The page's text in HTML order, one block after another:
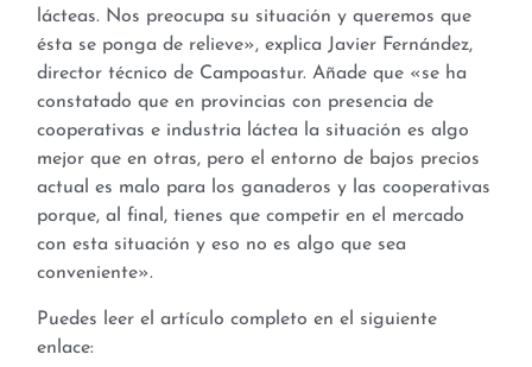
lácteas. Nos preocupa su situación y queremos que
ésta se ponga de relieve», explica Javier Fernández,
director técnico de Campoastur. Añade que «se ha
constatado que en provincias con presencia de
cooperativas e industria láctea la situación es algo
mejor que en otras, pero el entorno de bajos precios
actual es malo para los ganaderos y las cooperativas
porque, al final, tienes que competir en el mercado
con esta situación y eso no es algo que sea
conveniente».
Puedes leer el artículo completo en el siguiente
enlace: